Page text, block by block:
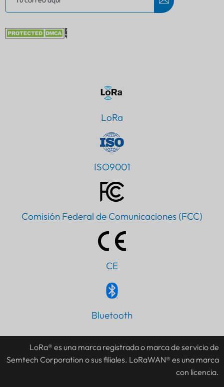
LoRa
ISO9001
Comisión Federal de Comunicaciones (FCC)
CE
Bluetooth
LoRa® es una marca registrada o marca de servicio de
Semtech Corporation o sus filiales. LoRaWAN® es una marca
con licencia.